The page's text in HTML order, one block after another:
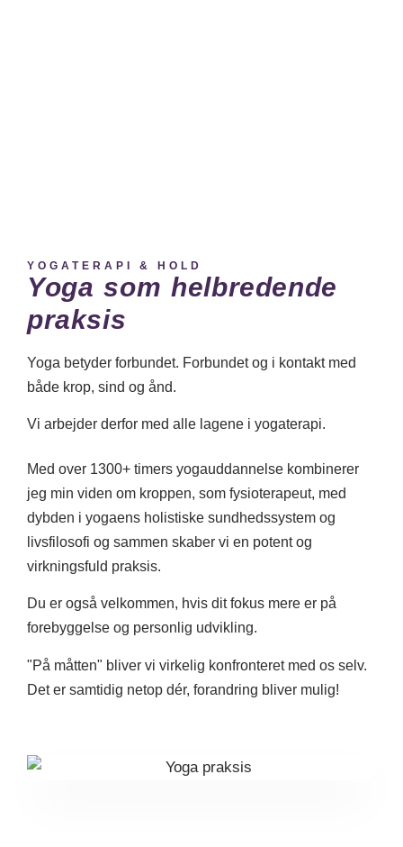
YOGATERAPI & HOLD
Yoga som helbredende
praksis
Yoga betyder forbundet. Forbundet og i kontakt med
både krop, sind og ånd.
Vi arbejder derfor med alle lagene i yogaterapi.
Med over 1300+ timers yogauddannelse kombinerer
jeg min viden om kroppen, som fysioterapeut, med
dybden i yogaens holistiske sundhedssystem og
livsfilosofi og sammen skaber vi en potent og
virkningsfuld praksis.
Du er også velkommen, hvis dit fokus mere er på
forebyggelse og personlig udvikling.
"På måtten" bliver vi virkelig konfronteret med os selv.
Det er samtidig netop dér, forandring bliver mulig!